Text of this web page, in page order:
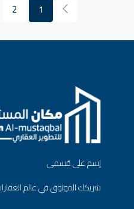
1
2
إسم على مُسمى
شريكك الموثوق في عالم